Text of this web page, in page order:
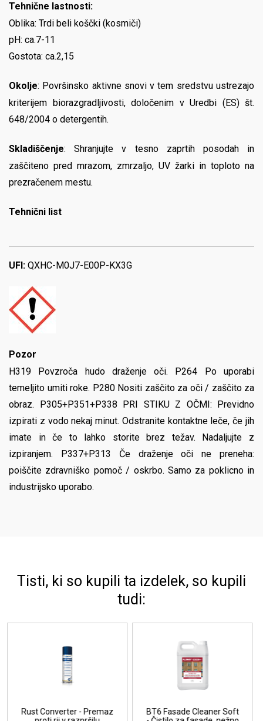
Tehnične lastnosti:
Oblika: Trdi beli koščki (kosmiči)
pH: ca.7-11
Gostota: ca.2,15
Okolje: Površinsko aktivne snovi v tem sredstvu ustrezajo
kriterijem biorazgradljivosti, določenim v Uredbi (ES) št.
648/2004 o detergentih.
Skladiščenje: Shranjujte v tesno zaprtih posodah in
zaščiteno pred mrazom, zmrzaljo, UV žarki in toploto na
prezračenem mestu.
Tehnični list
UFI: QXHC-M0J7-E00P-KX3G
Pozor
H319 Povzroča hudo draženje oči. P264 Po uporabi
temeljito umiti roke. P280 Nositi zaščito za oči / zaščito za
obraz. P305+P351+P338 PRI STIKU Z OČMI: Previdno
izpirati z vodo nekaj minut. Odstranite kontaktne leče, če jih
imate in če to lahko storite brez težav. Nadaljujte z
izpiranjem. P337+P313 Če draženje oči ne preneha:
poiščite zdravniško pomoč / oskrbo. Samo za poklicno in
industrijsko uporabo.
Tisti, ki so kupili ta izdelek, so kupili
tudi:
Fasade Cleaner Soft
BT15 Wall Protect -